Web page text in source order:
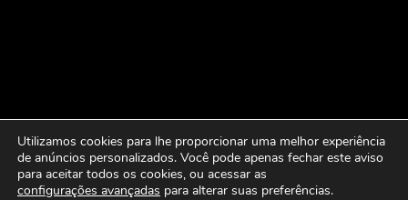
Utilizamos cookies para lhe proporcionar uma melhor experiência
de anúncios personalizados. Você pode apenas fechar este aviso
para aceitar todos os cookies, ou acessar as
configurações avançadas para alterar suas preferências.